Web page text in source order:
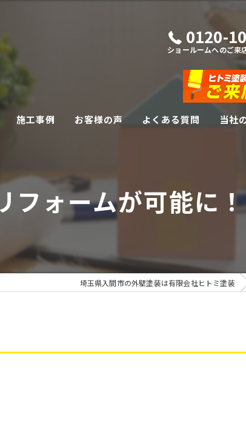
0120-
ショールームへのご来
施工事例
その他リフォーム
お客様の声 よくある質問 当社
屋根
雨漏
フォームが可能に
埼玉県入間市の外壁塗装は有限会社ヒトミ塗装